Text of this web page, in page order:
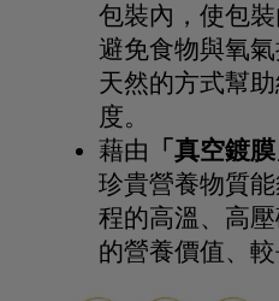
包裝內，使包
避免食物與氧
天然的方式幫
度。
藉由
「真空鍍
珍貴營養物質
程的高溫、高
的營養價值、較